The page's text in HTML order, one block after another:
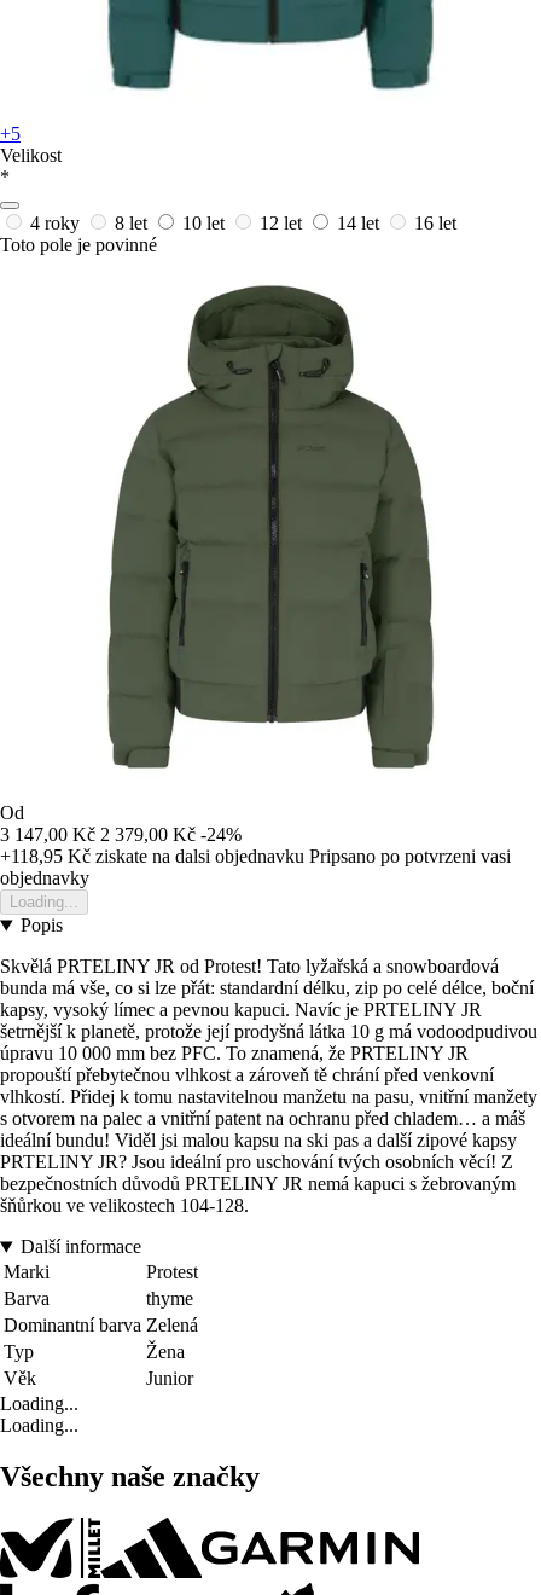
+5
Velikost
*
4 roky 8 let 10 let 12 let 14 let
16 let
Toto pole je povinné
Od
3 147,00 Kč 2 379,00 Kč -24%
+118,95 Kč ziskate na dalsi objednavku Pripsano po potvrzeni vasi
objednavky
Loading...
Popis
Skvělá PRTELINY JR od Protest! Tato lyžařská a snowboardová
bunda má vše, co si lze přát: standardní délku, zip po celé délce, boční
kapsy, vysoký límec a pevnou kapuci. Navíc je PRTELINY JR
šetrnější k planetě, protože její prodyšná látka 10 g má vodoodpudivou
úpravu 10 000 mm bez PFC. To znamená, že PRTELINY JR
propouští přebytečnou vlhkost a zároveň tě chrání před venkovní
vlhkostí. Přidej k tomu nastavitelnou manžetu na pasu, vnitřní manžety
s otvorem na palec a vnitřní patent na ochranu před chladem… a máš
ideální bundu! Viděl jsi malou kapsu na ski pas a další zipové kapsy
PRTELINY JR? Jsou ideální pro uschování tvých osobních věcí! Z
bezpečnostních důvodů PRTELINY JR nemá kapuci s žebrovaným
šňůrkou ve velikostech 104-128.
Další informace
Marki
Protest
Barva
thyme
Dominantní barva Zelená
Typ
Žena
Věk
Junior
Loading...
Loading...
Všechny naše značky